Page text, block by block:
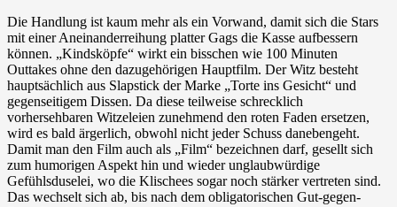
Die Handlung ist kaum mehr als ein Vorwand, damit sich die Stars
mit einer Aneinanderreihung platter Gags die Kasse aufbessern
können. „Kindsköpfe“ wirkt ein bisschen wie 100 Minuten
Outtakes ohne den dazugehörigen Hauptfilm. Der Witz besteht
hauptsächlich aus Slapstick der Marke „Torte ins Gesicht“ und
gegenseitigem Dissen. Da diese teilweise schrecklich
vorhersehbaren Witzeleien zunehmend den roten Faden ersetzen,
wird es bald ärgerlich, obwohl nicht jeder Schuss danebengeht.
Damit man den Film auch als „Film“ bezeichnen darf, gesellt sich
zum humorigen Aspekt hin und wieder unglaubwürdige
Gefühlsduselei, wo die Klischees sogar noch stärker vertreten sind.
Das wechselt sich ab, bis nach dem obligatorischen Gut-gegen-